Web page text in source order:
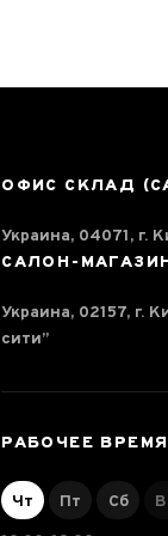
ОФИС СКЛАД
Украина, 04071, г.
САЛОН-МАГАЗИН
Украина, 02157, г.
сити”
РАБОЧЕЕ ВРЕМЯ
Чт Пт Сб